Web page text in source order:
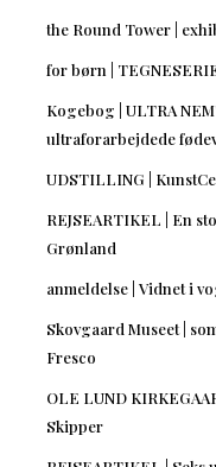
the Round Tower |
for børn |
Kogebog | ULTRA
ultraforarbejdede
UDSTILLING |
REJSEARTIKEL | En
Grønland
anmeldelse | Vidnet i
Skovgaard Museet |
Fresco
OLE LUND
Skipper